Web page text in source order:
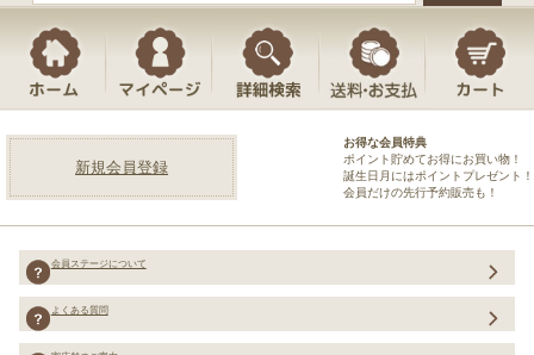
新規会員登録
お得な会員特典
ポイント貯めてお得にお買い物！
誕生日月にはポイントプレゼント！
会員だけの先行予約販売も！
会員ステージについて
よくある質問